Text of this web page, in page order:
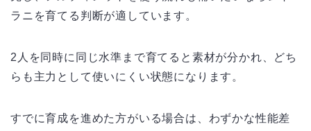
ラニを育てる判断が適しています。
2人を同時に同じ水準まで育てると素材が分かれ、どち
らも主力として使いにくい状態になります。
すでに育成を進めた方がいる場合は、わずかな性能差